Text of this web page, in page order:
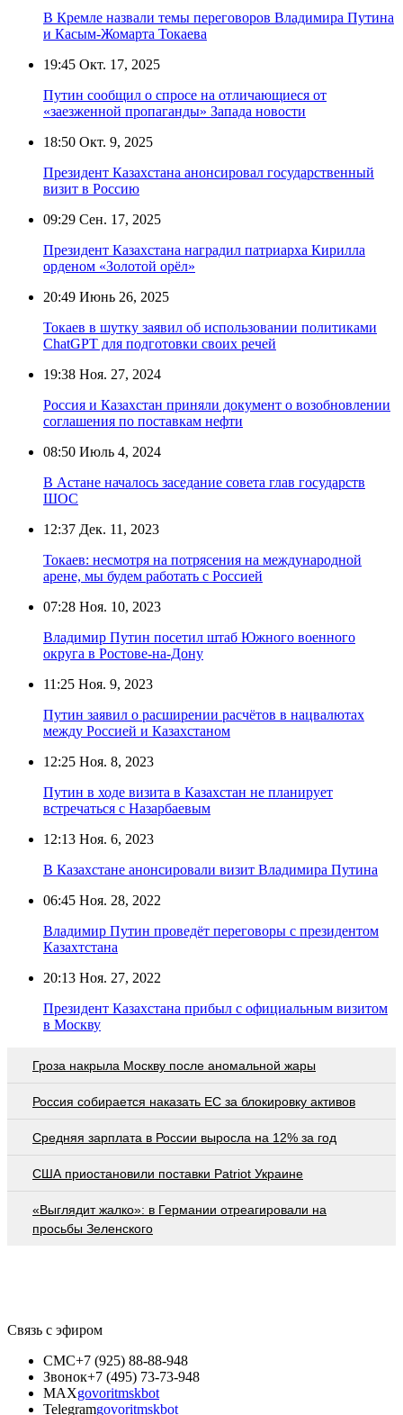
В Кремле назвали темы переговоров Владимира Путина
и Касым-Жомарта Токаева
19:45 Окт. 17, 2025
Путин сообщил о спросе на отличающиеся от
«заезженной пропаганды» Запада новости
18:50 Окт. 9, 2025
Президент Казахстана анонсировал государственный
визит в Россию
09:29 Сен. 17, 2025
Президент Казахстана наградил патриарха Кирилла
орденом «Золотой орёл»
20:49 Июнь 26, 2025
Токаев в шутку заявил об использовании политиками
ChatGPT для подготовки своих речей
19:38 Ноя. 27, 2024
Россия и Казахстан приняли документ о возобновлении
соглашения по поставкам нефти
08:50 Июль 4, 2024
В Астане началось заседание совета глав государств
ШОС
12:37 Дек. 11, 2023
Токаев: несмотря на потрясения на международной
арене, мы будем работать с Россией
07:28 Ноя. 10, 2023
Владимир Путин посетил штаб Южного военного
округа в Ростове-на-Дону
11:25 Ноя. 9, 2023
Путин заявил о расширении расчётов в нацвалютах
между Россией и Казахстаном
12:25 Ноя. 8, 2023
Путин в ходе визита в Казахстан не планирует
встречаться с Назарбаевым
12:13 Ноя. 6, 2023
В Казахстане анонсировали визит Владимира Путина
06:45 Ноя. 28, 2022
Владимир Путин проведёт переговоры с президентом
Казахтстана
20:13 Ноя. 27, 2022
Президент Казахстана прибыл с официальным визитом
в Москву
Гроза накрыла Москву после аномальной жары
Россия собирается наказать EC за блокировку активов
Средняя зарплата в России выросла на 12% за год
США приостановили поставки Patriot Украине
«Выглядит жалко»: в Германии отреагировали на
просьбы Зеленского
Связь с эфиром
СМС+7 (925) 88-88-948
Звонок+7 (495) 73-73-948
MAXgovoritmskbot
Telegramgovoritmskbot